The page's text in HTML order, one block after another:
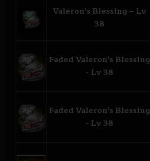
Valeron's Blessing – Lv
38
Faded Valeron's Blessing
- Lv 38
Faded Valeron's Blessing
- Lv 38